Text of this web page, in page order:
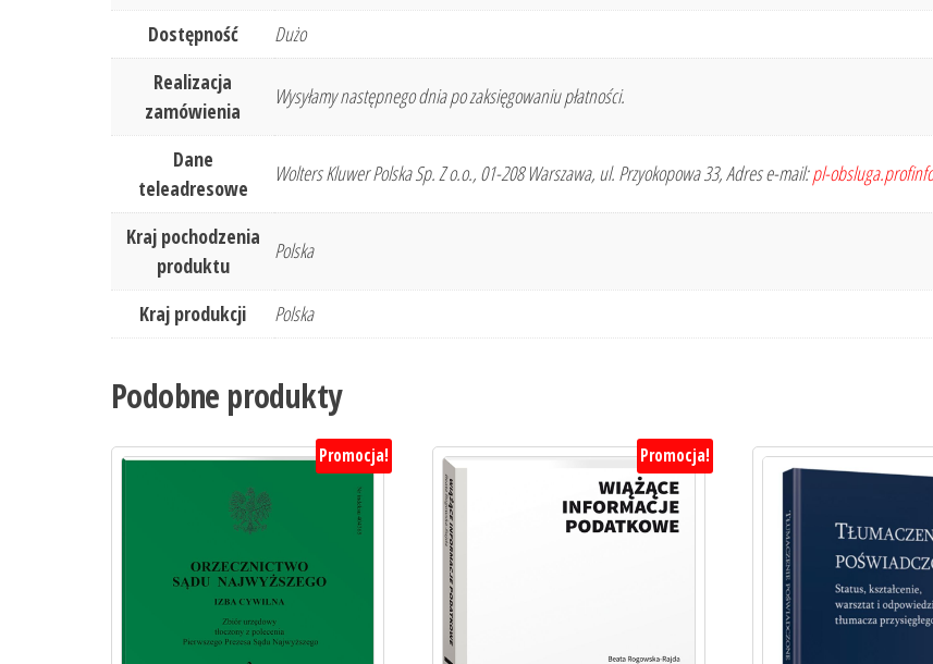
Dostępność
Dużo
Realizacja
zamówienia
Wysyłamy następnego dnia po zaksięgowaniu płatności.
Dane
teleadresowe
Wolters Kluwer Polska Sp. Z o.o., 01-208 Warszawa, ul. Przyokopowa 33, Adres e-mail:pl-
Kraj pochodzenia
produktu
Polska
Kraj produkcji Polska
Podobne produkty
Promocja! Promocja!